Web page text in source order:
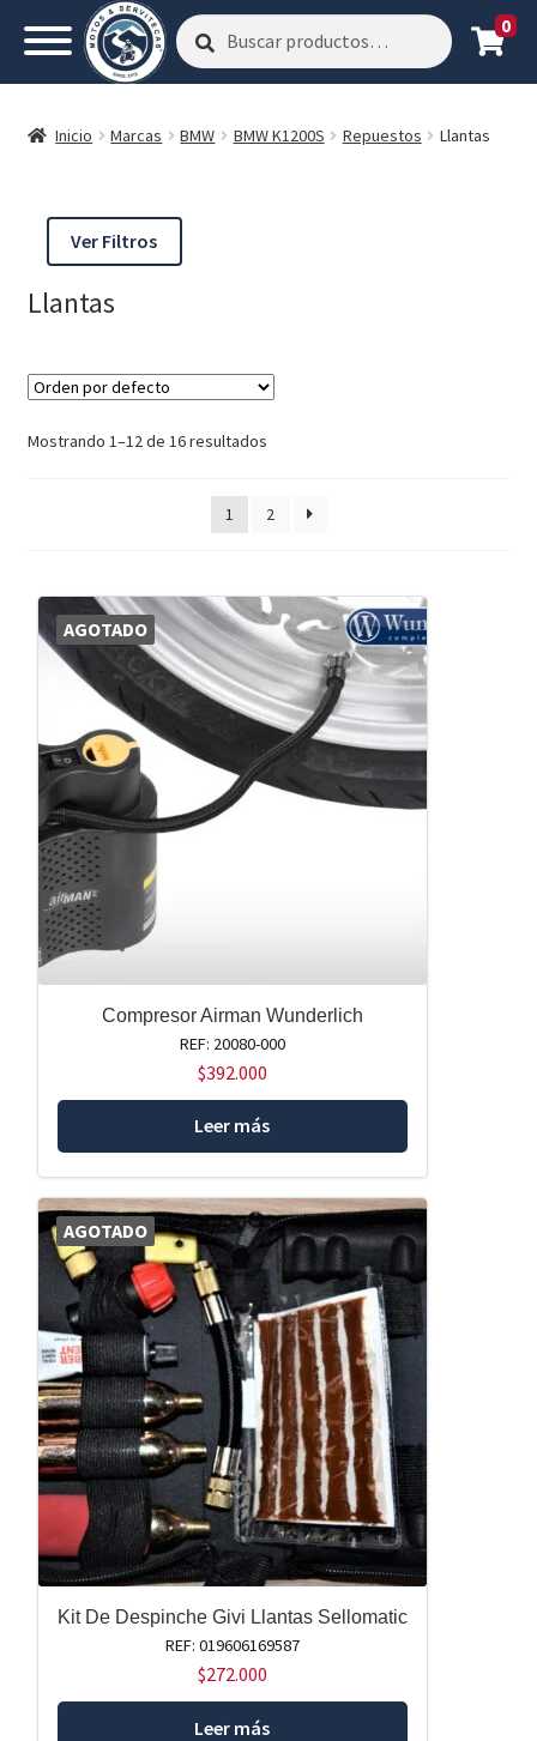
Buscar
por:
Buscar 0
Inicio Marcas BMW BMW K1200S Repuestos Llantas
Ver Filtros
Llantas
Mostrando 1–12 de 16 resultados
1 2
AGOTADO
Compresor Airman Wunderlich
REF: 20080-000
$392.000
Leer más
AGOTADO
Kit De Despinche Givi Llantas Sellomatic
REF: 019606169587
$272.000
Leer más